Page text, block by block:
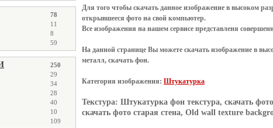
78
11
8
59
250
29
34
28
40
10
109
Для того чтобы скачать данное изображение в высоком
открывшееся фото на свой компьютер.
Все изображения на нашем сервисе представленя
На данной странице Вы можете скачать изображение в
металл, скачать фон.
Категория изображения: Штукатурка
Текстура: Штукатурка фон текстура, скачать
скачать фото старая стена, Old wall texture